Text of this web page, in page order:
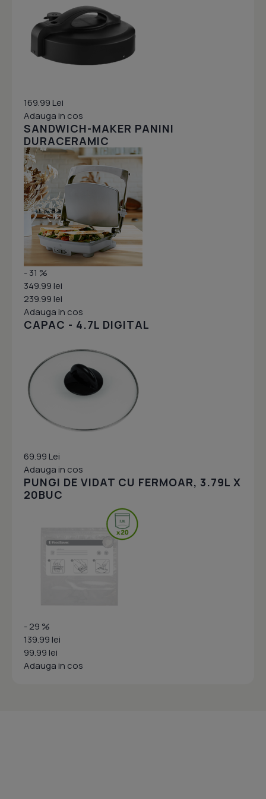
169.99 Lei
Adauga in cos
SANDWICH-MAKER PANINI
DURACERAMIC
- 31 %
349.99 lei
239.99 lei
Adauga in cos
CAPAC - 4.7L DIGITAL
69.99 Lei
Adauga in cos
PUNGI DE VIDAT CU FERMOAR, 3.79L X
20BUC
- 29 %
139.99 lei
99.99 lei
Adauga in cos